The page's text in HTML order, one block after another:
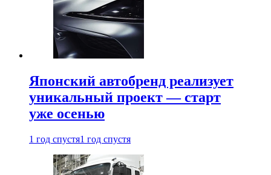
Японский автобренд реализует
уникальный проект — старт
уже осенью
1 год спустя1 год спустя